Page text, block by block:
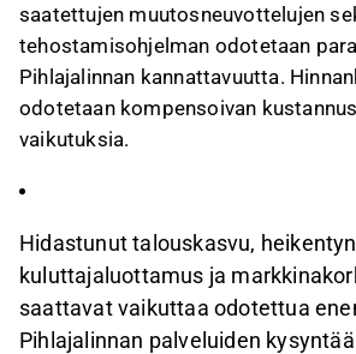
saatettujen muutosneuvottelujen
tehostamisohjelman odotetaan
Pihlajalinnan kannattavuutta.
odotetaan kompensoivan
vaikutuksia.
Hidastunut talouskasvu,
kuluttajaluottamus ja
saattavat vaikuttaa odotettua
Pihlajalinnan palveluiden